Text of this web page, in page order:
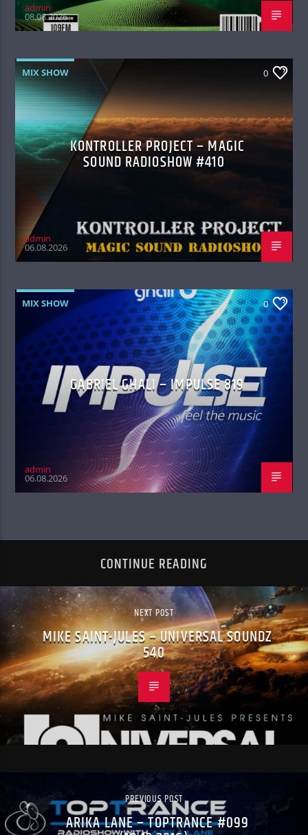
admin
08.08.2026
MIX SHOW 0
KONTROLLER PROJECT – MAGIC
SOUND RADIOSHOW #410
admin
06.08.2026
MIX SHOW 0
GABRIEL GHALI – IMPULSE 819
admin
06.08.2026
CONTINUE READING
NEXT POST
MIKE SAINT-JULES – UNIVERSAL SOUNDZ
540
PREVIOUS POST
ARIKA LANE – TOPTRANCE #099